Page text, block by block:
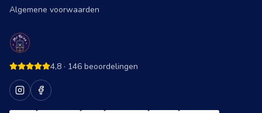
Algemene voorwaarden
4,8 · 146 beoordelingen